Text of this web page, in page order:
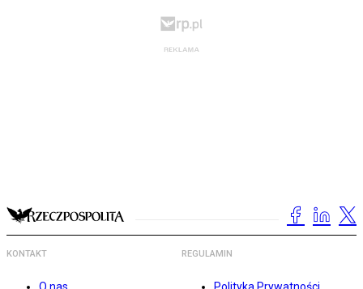
KONTAKT REGULAMIN